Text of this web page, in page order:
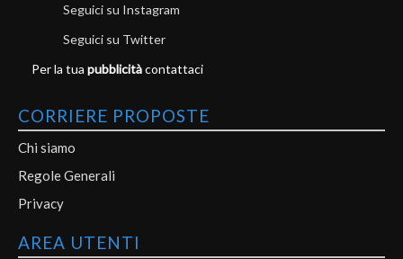
Seguici su Instagram
Seguici su Twitter
Per la tua pubblicitàcontattaci
CORRIERE PROPOSTE
Chi siamo
Regole Generali
Privacy
AREA UTENTI